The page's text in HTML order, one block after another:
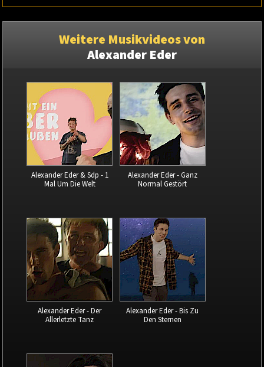
Weitere Musikvideos von
Alexander Eder
Alexander Eder & Sdp - 1
Mal Um Die Welt
Alexander Eder - Ganz
Normal Gestört
Alexander Eder - Der
Allerletzte Tanz
Alexander Eder - Bis Zu
Den Sternen